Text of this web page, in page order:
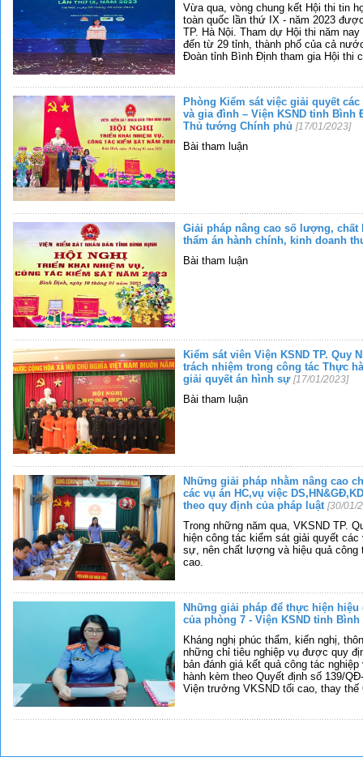
Vừa qua, vòng chung kết Hội thi tin
toàn quốc lần thứ IX - năm 2023
TP. Hà Nội. Tham dự Hội thi năm
đến từ 29 tỉnh, thành phố của cả
Đoàn tỉnh Bình Định tham gia Hội thi
Phòng Kiểm sát việc giải quyết
và gia đình – Viện KSND tỉnh Bình
Thủ tướng Chính phủ [17/01/2023]
Bài tham luận
Giải pháp nâng cao số lượng,
thẩm án hành chính, kinh doanh
Bài tham luận
Kiểm sát viên Viện KSND TP. Quy
trách nhiệm trong công tác Thực
giải quyết án hình sự [17/01/2023]
Bài tham luận
Những giải pháp nhằm nâng cao
các vụ án HC,vụ việc
theo quy định của pháp luật [30/01/
Trong những năm qua, VKSND TP.
hiện công tác kiểm sát giải quyết
sự, nên chất lượng và hiệu quả
cao.
Những giải pháp để thực hiện
của phòng 7 - Viện KSND tỉnh
Kháng nghị phúc thẩm, kiến nghị,
những chỉ tiêu nghiệp vụ được quy
bản đánh giá kết quả công tác
hành kèm theo Quyết định số 139/
Viện trưởng VKSND tối cao, thay thế